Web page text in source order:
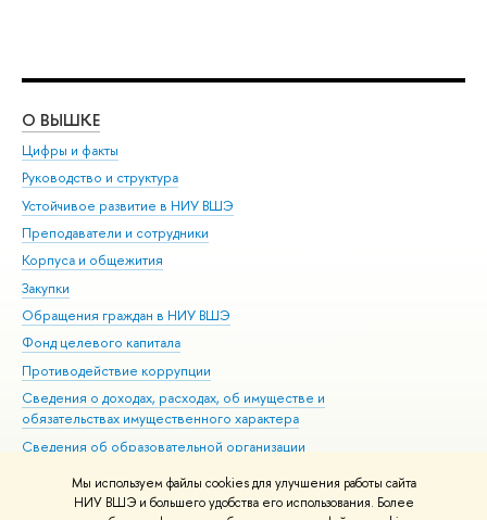
Мы используем файлы cookies для улучшения работы сайта
НИУ ВШЭ и большего удобства его использования. Более
О ВЫШКЕ
Цифры и факты
Руководство и структура
Устойчивое развитие в НИУ ВШЭ
Преподаватели и сотрудники
Корпуса и общежития
Закупки
Обращения граждан в НИУ ВШЭ
Фонд целевого капитала
Противодействие коррупции
Сведения о доходах, расходах, об имуществе и
обязательствах имущественного характера
Сведения об образовательной организации
Людям с ограниченными возможностями здоровья
Единая платежная страница